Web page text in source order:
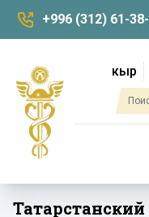
+996 (312) 61-
кыр